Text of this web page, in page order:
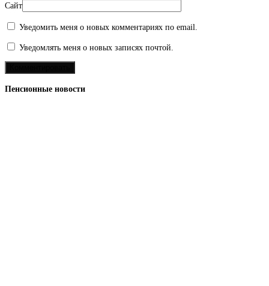
Сайт
Уведомить меня о новых комментариях по email.
Уведомлять меня о новых записях почтой.
Пенсионные новости